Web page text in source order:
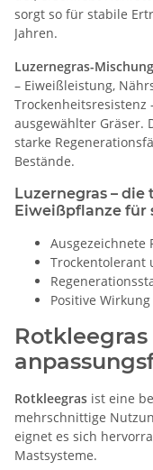
sorgt so für stabile
Jahren.
Luzernegras-
– Eiweißleistung,
ausgewählter Gräser.
starke
Bestände.
Luzernegras –
Eiweißpflanze für
Trockentolerant
Positive
Rotkleegras ist eine
mehrschnittige
eignet es sich
Mastsysteme.